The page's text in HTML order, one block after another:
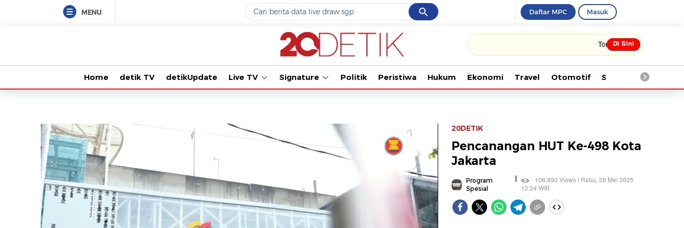
MENU Cancel
Yang sedang ramai dicari
data live draw sgp
#3senjata
Terakhir yang dicari
Loading...
Daftar MPC Masuk
Tonton kabar terbaru PIALA DUNIA
Di Sini
Home detik TV detikUpdate Live TV Signature Politik Peristiwa Hukum Ekonomi Travel Otomotif Saintek
20DETIK
Pencanangan HUT Ke-498 Kota
Jakarta
Program
Spesial
|
108,890 Views | Rabu, 28 Mei 2025
12:24 WIB